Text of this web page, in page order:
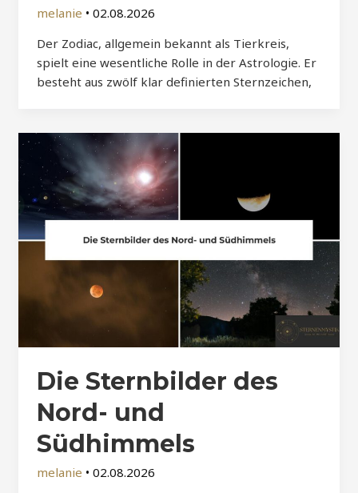
melanie • 02.08.2026
Der Zodiac, allgemein bekannt als Tierkreis,
spielt eine wesentliche Rolle in der Astrologie. Er
besteht aus zwölf klar definierten Sternzeichen,
Die Sternbilder des
Nord- und
Südhimmels
melanie • 02.08.2026